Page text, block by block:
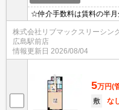
☆仲介手数料は賃料の半
スで光熱費節約できます☆
心♪２面採光で日当たり良
内でお買い物らくらく☆彡
株式会社リブマックスリーシン
広島駅前店
情報更新日 2026/08/04
5万円(
敷
な